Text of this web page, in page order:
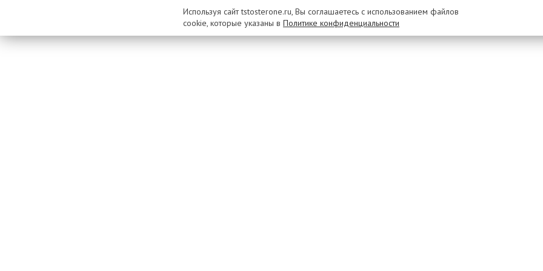
Используя сайт tstosterone.ru, Вы соглашаетесь с использованием файлов
cookie, которые указаны в Политике конфиденциальности